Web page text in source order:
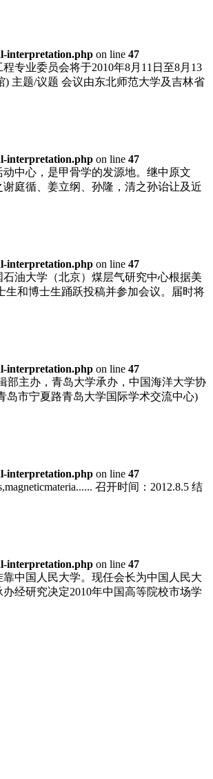
interpretation.php on line 47
专业委员会将于2010年8月11日至8月13
) 主题/议题 会议由东北师范大学及吉林省
interpretation.php on line 47
中心，是甲骨学的发源地。继中原文
庭循、姜立纲、孙隆，清之孙诒让及近
interpretation.php on line 47
油大学（北京）煤层气研究中心根据美
生和博士生踊跃投稿并参加会议。届时将
interpretation.php on line 47
部主办，青岛大学承办，中国海洋大学协
岛市宁夏路青岛大学国际学术交流中心)
interpretation.php on line 47
召开时间：2012.8.5 结
interpretation.php on line 47
中国人民大学。现任会长为中国人民大
经研究决定2010年中国高等院校市场学